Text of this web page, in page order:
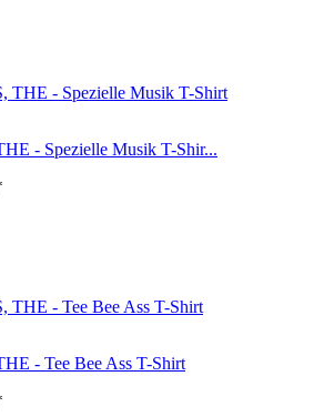
- Spezielle Musik T-Shir...
- Tee Bee Ass T-Shirt